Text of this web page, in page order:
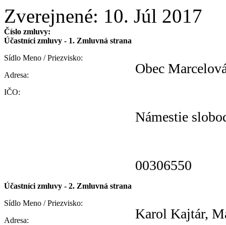
Zverejnené: 10. Júl 2017
Číslo zmluvy:
Účastníci zmluvy - 1. Zmluvná strana
Sídlo Meno / Priezvisko:
Adresa:
IČO:
Obec
Námestie
00306550
Účastníci zmluvy - 2. Zmluvná strana
Sídlo Meno / Priezvisko:
Adresa:
Karol Kajtár,